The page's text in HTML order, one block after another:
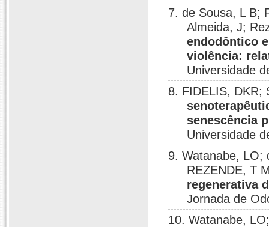
7. de Sousa, L B;
Almeida, J;
endodôntico
violência:
Universidade
8. FIDELIS, DKR;
senescência
Universidade
9. Watanabe, LO;
REZENDE, T
regenerativa
Jornada de
10. Watanabe,